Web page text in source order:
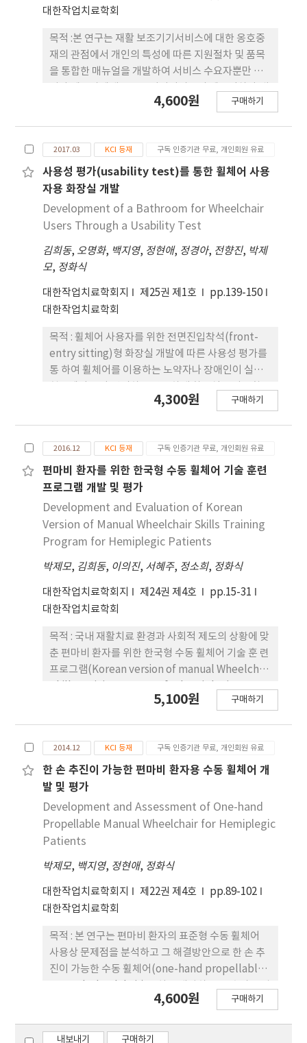
Test(Lafayette Instrument Model #32532) 수
행결과와 비교한 결과 수행시간에 있어서 성별을 제
외한 그룹, 난이도, 시작순서 등 다른 모든 요인에서
통계적 유의성과 양의 상관관계를 보였다.결론 :본 연
구에서 개발된 양손 협응력 검사기는 적은비용으로
누구나 사용이 쉽고 편리하며 신뢰도와 타 당도가 높
은 유용한 평가도구로 예상되며 향후 양손 협응력 훈
대한작업치료학회
목적 :본 연구는 재활 보조기기서비스에 대한 옹호중
재의 관점에서 개인의 특성에 따른 지원절차 및 품목
을 통합한 매뉴얼을 개발하여 서비스 수요자뿐만 아
용에 대한 이해를 돕고 재활서비스 현장에서 활용할
상으로 방문, 전화, 홈페이지검색 등을 통하여 매뉴
얼, 제공절차, 관련법령 등에 관한 자료를 수집하였
다. 수집된 자료를 토대로 기관과 지 원분야에 따라 대
분류, 중분류, 소분류로 구분한 후 각 분류에 맞추어
보조기기서비스 통합 지원절차 매 뉴얼을 개발하였
다. 개발된 매뉴얼은 개인의 특성에 따른 서비스 흐름
도와 제품정보로 구성하였다.결과 :개발된 재활 보조
기기서비스 통합 매뉴얼은 먼저 지역별 보조기기센터
및 관련 행정기관의 지원제도 로부터 서비스를 제공
받을 수 있는 모든 과정을 하나로 통합한 통합지원절
차 흐름도와 공공기관별(전국 보조기기센터, 보건복
지부, 국가보훈처, 고용노동부, 미래창조과학부) 지
원절차 흐름도로 구분하여 개발 하였다. 또한 제품정
보는 지역별 보조기기센터의 보조기기목록과 행정기
관별 지급 가능한 보조기기목록 으로 분류하여 제공
하였다.결론 :본 매뉴얼은 국내 재활 보조기기서비스
서비스 제공이 가능하며 향후 작업치료 관점에서 보
조기 기서비스에 대한 독립적 옹호중재의 역할을 기
대한다.
4,600원 구매하기
2017.03 KCI 등재 구독 인증기관 무료, 개인회원 유료
사용성 평가(usability test)를 통한 휠체어 사용
자용 화장실 개발
Development of a Bathroom for Wheelchair
Users Through a Usability Test
김희동, 오명화, 백지영, 정현애, 정경아, 전향진, 박제
모, 정화식
대한작업치료학회지 제25권 제1호
pp.139-150
대한작업치료학회
목적 : 휠체어 사용자를 위한 전면진입착석(front-
entry sitting)형 화장실 개발에 따른 사용성 평가를
통 하여 휠체어를 이용하는 노약자나 장애인이 실제
수 있는 사용자 인터페이스를 개발하여 휠체어 사용
목적을 두었다. 연구방법 : 20∼24세 남녀대학생 40명
을 체격에 따라 4가지로 분류하여 선정한 후 전면진입
착석 화장실 구성요소(좌변기, 손잡이, 세면대 등)들
에 대해 피실험자가 자신의 체격에 따라 편리하고 안
전한 위치를 조절하며 용무를 수행하는 과정을 관찰
하고 측정하였다. 측정된 치수는 극단치설계(design
for extreme individuals)원칙을 적용하여 사용자
중심의 최종 프로토타입(prototype)을 개발하고 이
에 대해 전체 피 실험자를 대상으로 사용성 평가를 수
행하였다. 결과 : 본 연구는 전면진입착석형 화장실을
휠체어 사용자용 화장실로서의 역할을 수행할 수 있
도록 사용자 중심의 시스템개발 개념에서 접근하여
사용자가 직접 개발활동에 참여하도록 하였다. 이를
통해 개발된 전면진입착석형 화장실에 대한 사용성
평가결과, 리커트 5점척도 중 휠체어 사용자를 위한
화장실로서의 적합성은 평균 4.40점, 휠체어 사용자
전면진입착석형 화장실이 보급되면 휠체어 이용자의
편이성과 안전성 증진뿐만 아니라 화장실 공간 을 획
기적으로 줄일 수 있다. 또한 휠체어 사용자가 개인 위
어 장애인의 자존감 향상과 이를 통한 사회적 참여를
증진시키며 이의 도입은 국가 정책적 차 원의 추진이
필요하다고 사료된다.
4,300원 구매하기
2016.12 KCI 등재 구독 인증기관 무료, 개인회원 유료
편마비 환자를 위한 한국형 수동 휠체어 기술 훈련
프로그램 개발 및 평가
Development and Evaluation of Korean
Version of Manual Wheelchair Skills Training
Program for Hemiplegic Patients
박제모, 김희동, 이의진, 서혜주, 정소희, 정화식
대한작업치료학회지 제24권 제4호
pp.15-31
대한작업치료학회
목적 : 국내 재활치료 환경과 사회적 제도의 상황에 맞
춘 편마비 환자를 위한 한국형 수동 휠체어 기술 훈 련
프로그램(Korean version of manual Wheelchair
WSTP)을 개발하고 이의 효과성을 검증하여 향후 편
체어에 대한 일반적 훈련내용을 수정·보완하여 본
연구의 취지와 목적에 따라 K-WSTP를 개발하였다.
개발된 K-WSTP의 효과검증을 위하여 실험군으로
휠체 어 사용시 도움이 필요한 편마비 환자 6명, 대조
군으로는 휠체어 사용시 독립적인 편마비환자, 작업
치료 전공학생, 작업치료사 각 6명씩 총 24명의 대상
그램 시행전·후에 휠체어기술검사(Wheelchair
Skills Test; WST), 캐나다작업수행측정
(Canadian Occupational Perfomance
Measure; COPM), 한국판수정바델지수(Korean
version of Modified Barthel Index; K-MBI), 주
관적의견 등을 평가 하였다. 결과 : 실험군은 훈련 후
WST와 K-MBI 점수에서 훈련 전에 비해 유의한 차이
(p<.05)로 향상되었다. 또 한, 훈련 후 WST, 수행도,
만족도는 대조군과 유의한 차이를 보이지 않을 정도
적 평가결과 어려움을 느낀 휠체어 기술은 ‘turns
5,100원 구매하기
2014.12 KCI 등재 구독 인증기관 무료, 개인회원 유료
한 손 추진이 가능한 편마비 환자용 수동 휠체어 개
발 및 평가
Development and Assessment of One-hand
Propellable Manual Wheelchair for Hemiplegic
Patients
박제모, 백지영, 정현애, 정화식
대한작업치료학회지 제22권 제4호
pp.89-102
대한작업치료학회
목적 : 본 연구는 편마비 환자의 표준형 수동 휠체어
사용상 문제점을 분석하고 그 해결방안으로 한 손 추
진이 가능한 수동 휠체어(one-hand propellable
아 보는데 목적을 두었다. 연구방법 : 참여자는 광역시
명을 대상으로 하였다. 연 구도구는 일반적으로 편마
4,600원 구매하기
내보내기 구매하기